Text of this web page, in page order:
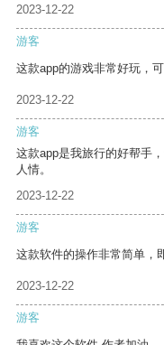
2023-12-22
游客
这款app的游戏非常好玩，
2023-12-22
游客
这款app是我旅行的好帮手
人情。
2023-12-22
游客
这款软件的操作非常简单，
2023-12-22
游客